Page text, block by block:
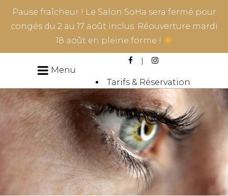
Pause fraîcheur ! Le Salon SoHa sera fermé pour
congés du 2 au 17 août inclus. Réouverture mardi
18 août en pleine forme !
Menu
Tarifs & Réservation